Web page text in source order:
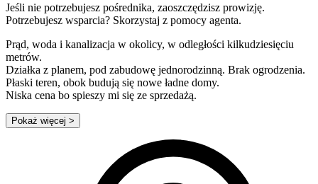
Jeśli nie potrzebujesz pośrednika, zaoszczędzisz prowizję.
Potrzebujesz wsparcia? Skorzystaj z pomocy agenta.
Prąd, woda i kanalizacja w okolicy, w odległości kilkudziesięciu
metrów.
Działka z planem, pod zabudowę jednorodzinną. Brak ogrodzenia.
Płaski teren, obok budują się nowe ładne domy.
Niska cena bo spieszy mi się ze sprzedażą.
Pokaż więcej >